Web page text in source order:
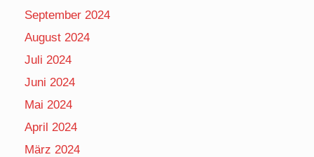
September 2024
August 2024
Juli 2024
Juni 2024
Mai 2024
April 2024
März 2024